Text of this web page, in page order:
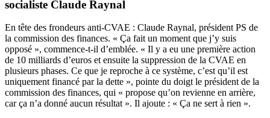
socialiste Claude Raynal
En tête des frondeurs anti-CVAE : Claude Raynal, président PS de
la commission des finances. « Ça fait un moment que j’y suis
opposé », commence-t-il d’emblée. « Il y a eu une première action
de 10 milliards d’euros et ensuite la suppression de la CVAE en
plusieurs phases. Ce que je reproche à ce système, c’est qu’il est
uniquement financé par la dette », pointe du doigt le président de la
commission des finances, qui « propose qu’on revienne en arrière,
car ça n’a donné aucun résultat ». Il ajoute : « Ça ne sert à rien ».